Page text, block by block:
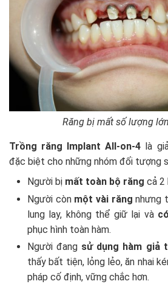
Răng bị mất số lượng
Trồng răng Implant All-on-4 là
đặc biệt cho những nhóm đối tượng
Người bị mất toàn bộ răng cả 2
Người còn một vài răng nhưng
lung lay, không thể giữ lại và
phục hình toàn hàm.
Người đang sử dụng hàm giả
thấy bất tiện, lỏng lẻo, ăn nhai
pháp cố định, vững chắc hơn.